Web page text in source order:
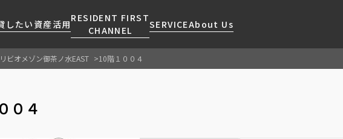
したい 資産活用
RESIDENT FIRST
CHANNEL
SERVICEAbout Us
会社情報
人気エリアから探す
お問い合わせ
お問い合わせ
マンションレポート
会員ページ
リビオメゾン御茶ノ水EAST 10階１００４
０４